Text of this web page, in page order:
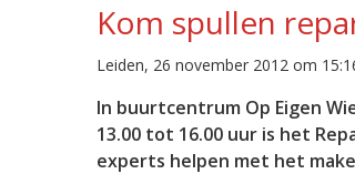
Inklappen
Kom spullen
Leiden, 26 november 2012 om
In buurtcentrum Op Eigen
13.00 tot 16.00 uur is het
experts helpen met het